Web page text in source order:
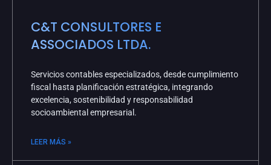
C&T CONSULTORES E
ASSOCIADOS LTDA.
Servicios contables especializados, desde cumplimiento
fiscal hasta planificación estratégica, integrando
excelencia, sostenibilidad y responsabilidad
socioambiental empresarial.
LEER MÁS »